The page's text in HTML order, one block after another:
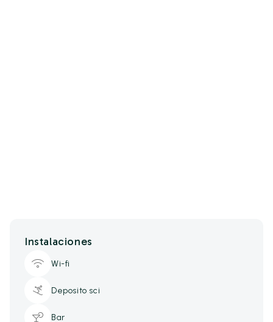
Instalaciones
Wi-fi
Deposito sci
Bar